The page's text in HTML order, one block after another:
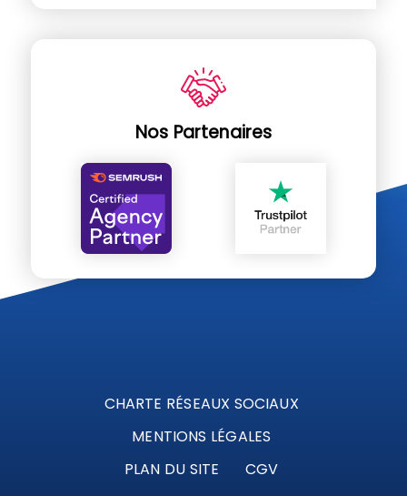
Nos Partenaires
CHARTE RÉSEAUX SOCIAUX
MENTIONS LÉGALES
PLAN DU SITE
CGV